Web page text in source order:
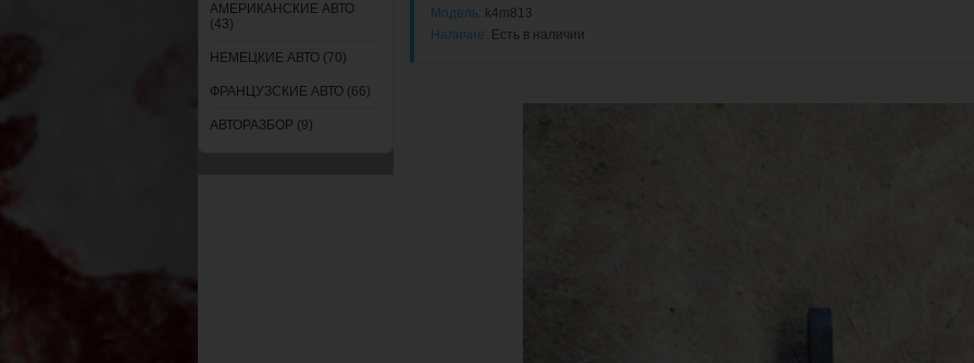
АМЕРИКАНСКИЕ АВТО
(43)
НЕМЕЦКИЕ АВТО (70)
ФРАНЦУЗСКИЕ АВТО (66)
АВТОРАЗБОР (9)
Модель: k4m813
Наличие: Есть в наличии